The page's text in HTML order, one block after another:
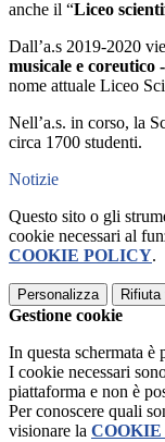
anche il “Liceo
Dall’a.s 2019-2020
musicale e coreutico
nome attuale Liceo
Nell’a.s. in corso, la
circa 1700 studenti.
Notizie
Questo sito o gli
cookie necessari al
COOKIE POLICY.
Personalizza Rifiuta
Gestione cookie
In questa schermata è
I cookie necessari
piattaforma e non è
Per conoscere quali
visionare la